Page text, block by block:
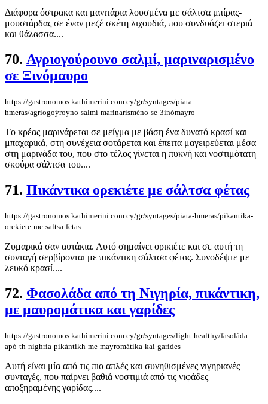
Διάφορα όστρακα και μανιτάρια λουσμένα με σάλτσα μπίρας-
μουστάρδας σε έναν μεζέ σκέτη λιχουδιά, που συνδυάζει στεριά
και θάλασσα....
70. Αγριογούρουνο σαλμί, μαριναρισμένο
σε Ξινόμαυρο
https://gastronomos.kathimerini.com.cy/gr/syntages/piata-
hmeras/agriogoýroyno-salmí-marinarisméno-se-3inómayro
Tο κρέας μαρινάρεται σε μείγμα με βάση ένα δυνατό κρασί και
μπαχαρικά, στη συνέχεια σοτάρεται και έπειτα μαγειρεύεται μέσα
στη μαρινάδα του, που στο τέλος γίνεται η πυκνή και νοστιμότατη
σκούρα σάλτσα του....
71. Πικάντικα ορεκιέτε με σάλτσα φέτας
https://gastronomos.kathimerini.com.cy/gr/syntages/piata-hmeras/pikantika-
orekiete-me-saltsa-fetas
Ζυμαρικά σαν αυτάκια. Αυτό σημαίνει ορικιέτε και σε αυτή τη
συνταγή σερβίρονται με πικάντικη σάλτσα φέτας. Συνοδέψτε με
λευκό κρασί....
72. Φασολάδα από τη Νιγηρία, πικάντικη,
με μαυρομάτικα και γαρίδες
https://gastronomos.kathimerini.com.cy/gr/syntages/light-healthy/fasoláda-
apó-th-nighría-pikántikh-me-mayromátika-kai-garídes
Αυτή είναι μία από τις πιο απλές και συνηθισμένες νιγηριανές
συνταγές, που παίρνει βαθιά νοστιμιά από τις νιφάδες
αποξηραμένης γαρίδας....